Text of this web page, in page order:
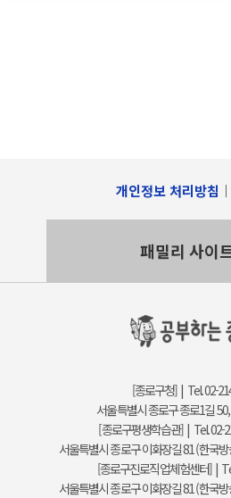
개인정보 처리방침
패밀리 사이
[종로구청] | Tel. 02-
서울특별시 종로구 종로1길
[종로구평생학습관] | Tel. 02-
서울특별시 종로구 이화장길 81 (한국
[종로구진로직업체험센터] |
서울특별시 종로구 이화장길 81 (한국